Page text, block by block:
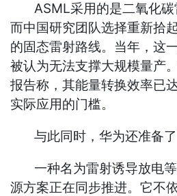
ASML采用的是二氧化碳
而中国研究团队选择重新拾
的固态雷射路线。当年，这
被认为无法支撑大规模量产
报告称，其能量转换效率已
实际应用的门槛。
与此同时，华为还准备了
一种名为雷射诱导放电等
源方案正在同步推进。它不